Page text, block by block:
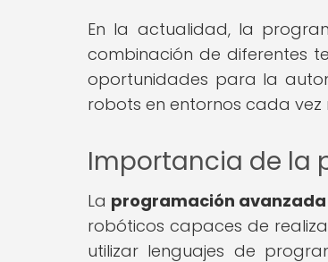
En la actualidad, la
combinación de diferentes
oportunidades para la
robots en entornos cada vez
Importancia de la
La programación
robóticos capaces de
utilizar lenguajes de